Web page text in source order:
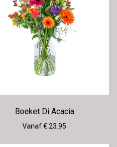
Boeket Di Acacia
Vanaf € 23.95